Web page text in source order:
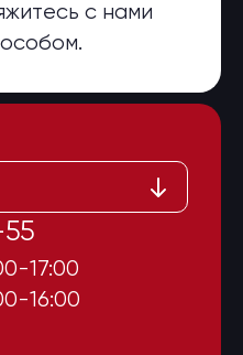
с нами
17:00
16:00